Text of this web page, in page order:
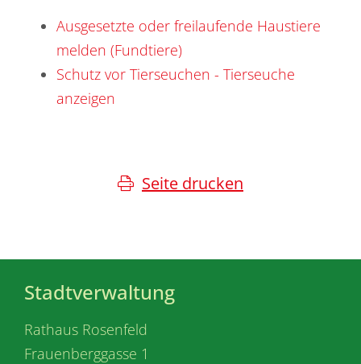
Ausgesetzte oder freilaufende Haustiere
melden (Fundtiere)
Schutz vor Tierseuchen - Tierseuche
anzeigen
Seite drucken
Stadtverwaltung
Rathaus Rosenfeld
Frauenberggasse 1